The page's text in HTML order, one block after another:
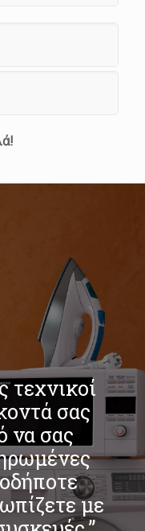
τεχνικοί
σας
να σας
με